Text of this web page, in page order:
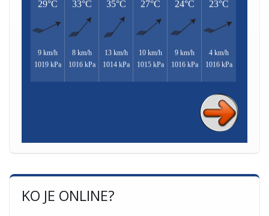
KO JE ONLINE?